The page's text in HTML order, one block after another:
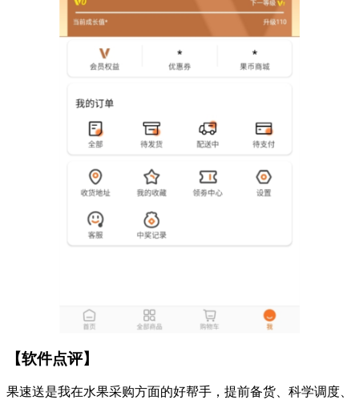
【软件点评】
果速送是我在水果采购方面的好帮手，提前备货、科学调度、